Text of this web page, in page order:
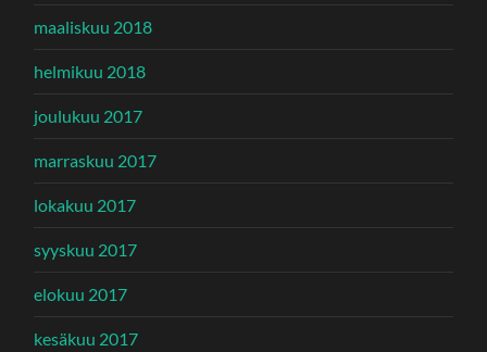
maaliskuu 2018
helmikuu 2018
joulukuu 2017
marraskuu 2017
lokakuu 2017
syyskuu 2017
elokuu 2017
kesäkuu 2017